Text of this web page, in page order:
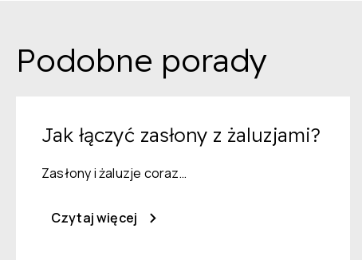
Podobne porady
Jak łączyć zasłony z żaluzjami?
Zasłony i żaluzje coraz…
Czytaj więcej